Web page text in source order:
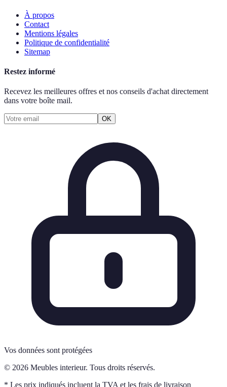
À propos
Contact
Mentions légales
Politique de confidentialité
Sitemap
Restez informé
Recevez les meilleures offres et nos conseils d'achat directement
dans votre boîte mail.
OK
Vos données sont protégées
© 2026 Meubles interieur. Tous droits réservés.
* Les prix indiqués incluent la TVA et les frais de livraison